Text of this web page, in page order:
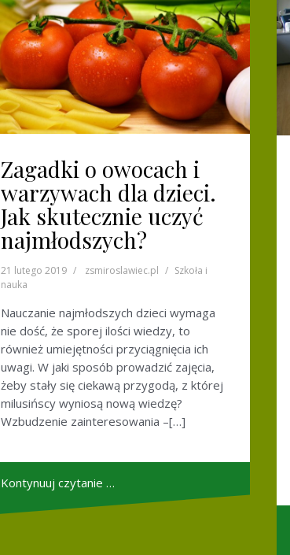
Zagadki o owocach i
warzywach dla dzieci.
Jak skutecznie uczyć
najmłodszych?
21 lutego 2019 zsmiroslawiec.pl
Szkoła i
nauka
Nauczanie najmłodszych dzieci wymaga
nie dość, że sporej ilości wiedzy, to
również umiejętności przyciągnięcia ich
uwagi. W jaki sposób prowadzić zajęcia,
żeby stały się ciekawą przygodą, z której
milusińscy wyniosą nową wiedzę?
Wzbudzenie zainteresowania –[…]
Kontynuuj czytanie …